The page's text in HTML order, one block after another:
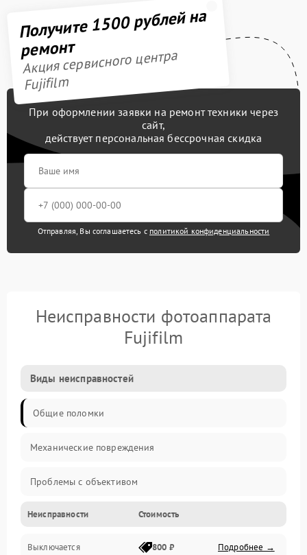
Получите 1500 рублей на
ремонт
Акция сервисного центра
Fujifilm
При оформлении заявки на ремонт техники через
сайт,
действует персональная бессрочная скидка
Отправляя, Вы соглашаетесь с политикой конфиденциальности
Неисправности фотоаппарата
Fujifilm
Виды неисправностей
Общие поломки
Механические повреждения
Проблемы с объективом
Электронные ошибки
Механические проблемы
Неисправности Стоимость
Выключается 800 ₽ Подробнее →